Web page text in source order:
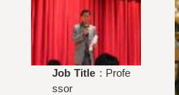
Job Title : Profe
ssor